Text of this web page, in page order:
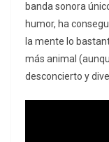
banda sonora
humor, ha
la mente lo
más animal
desconcierto y